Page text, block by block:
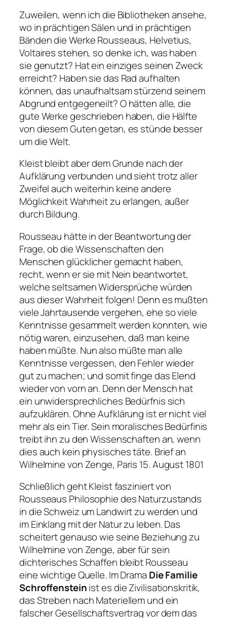
Zuweilen, wenn ich die Bibliotheken ansehe,
wo in prächtigen Sälen und in prächtigen
Bänden die Werke Rousseaus, Helvetius,
Voltaires stehen, so denke ich, was haben
sie genutzt? Hat ein einziges seinen Zweck
erreicht? Haben sie das Rad aufhalten
können, das unaufhaltsam stürzend seinem
Abgrund entgegeneilt? O hätten alle, die
gute Werke geschrieben haben, die Hälfte
von diesem Guten getan, es stünde besser
um die Welt.
Kleist bleibt aber dem Grunde nach der
Aufklärung verbunden und sieht trotz aller
Zweifel auch weiterhin keine andere
Möglichkeit Wahrheit zu erlangen, außer
durch Bildung.
Rousseau hätte in der Beantwortung der
Frage, ob die Wissenschaften den
Menschen glücklicher gemacht haben,
recht, wenn er sie mit Nein beantwortet,
welche seltsamen Widersprüche würden
aus dieser Wahrheit folgen! Denn es mußten
viele Jahrtausende vergehen, ehe so viele
Kenntnisse gesammelt werden konnten, wie
nötig waren, einzusehen, daß man keine
haben müßte. Nun also müßte man alle
Kenntnisse vergessen, den Fehler wieder
gut zu machen; und somit finge das Elend
wieder von vorn an. Denn der Mensch hat
ein unwidersprechliches Bedürfnis sich
aufzuklären. Ohne Aufklärung ist er nicht viel
mehr als ein Tier. Sein moralisches Bedürfinis
treibt ihn zu den Wissenschaften an, wenn
dies auch kein physisches täte. Brief an
Wilhelmine von Zenge, Paris 15. August 1801
Schließlich geht Kleist fasziniert von
Rousseaus Philosophie des Naturzustands
in die Schweiz um Landwirt zu werden und
im Einklang mit der Natur zu leben. Das
scheitert genauso wie seine Beziehung zu
Wilhelmine von Zenge, aber für sein
dichterisches Schaffen bleibt Rousseau
eine wichtige Quelle. Im Drama Die Familie
Schroffensteinist es die Zivilisationskritik,
das Streben nach Materiellem und ein
falscher Gesellschaftsvertrag vor dem das